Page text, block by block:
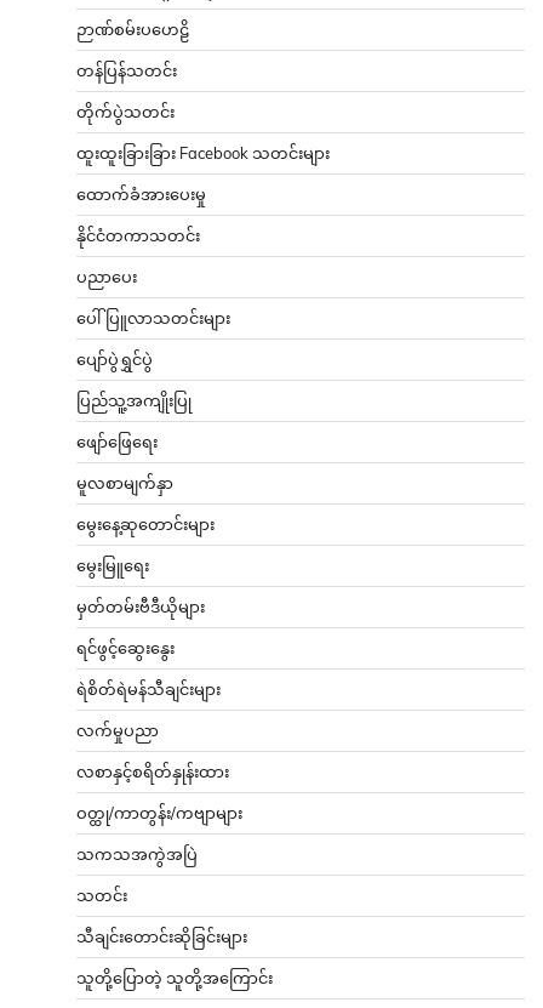
ဉာဏ်စမ်းပဟေဠိ
တန်ပြန်သတင်း
တိုက်ပွဲသတင်း
ထူးထူးခြားခြား Facebook သတင်းများ
ထောက်ခံအားပေးမှု
နိုင်ငံတကာသတင်း
ပညာပေး
ပေါ်ပြူလာသတင်းများ
ပျော်ပွဲရွှင်ပွဲ
ပြည်သူ့အကျိုးပြု
ဖျော်ဖြေရေး
မူလစာမျက်နှာ
မွေးနေ့ဆုတောင်းများ
မွေးမြူရေး
မှတ်တမ်းဗီဒီယိုများ
ရင်ဖွင့်ဆွေးနွေး
ရဲစိတ်ရဲမန်သီချင်းများ
လက်မှုပညာ
လစာနှင့်စရိတ်နှုန်းထား
ဝတ္ထု/ကာတွန်း/ကဗျာများ
သကသအကွဲအပြဲ
သတင်း
သီချင်းတောင်းဆိုခြင်းများ
သူတို့ပြောတဲ့ သူတို့အကြောင်း